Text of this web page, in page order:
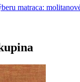
matraca: